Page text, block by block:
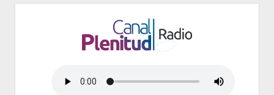
Sitges